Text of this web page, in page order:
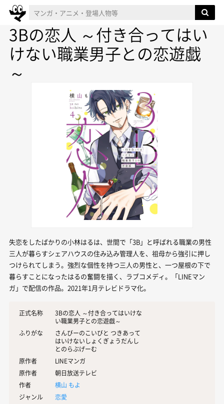
3Bの恋人 ～付き合ってはい
けない職業男子との恋遊戯
～
失恋をしたばかりの小林はるは、世間で「3B」と呼ばれる職業の男性
三人が暮らすシェアハウスの住み込み管理人を、祖母から強引に押し
つけられてしまう。強烈な個性を持つ三人の男性と、一つ屋根の下で
暮らすことになったはるの奮闘を描く、ラブコメディ。「LINEマン
ガ」で配信の作品。2021年1月テレビドラマ化。
正式名称
3Bの恋人 ～付き合ってはいけな
い職業男子との恋遊戯～
ふりがな
さんびーのこいびと つきあって
はいけないしょくぎょうだんし
とのらぶげーむ
原作者
LINEマンガ
原作者
朝日放送テレビ
作者
横山 もよ
ジャンル
恋愛